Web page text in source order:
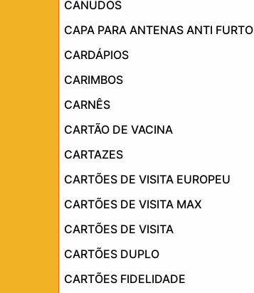
CANUDOS
CAPA PARA ANTENAS ANTI FURTO
CARDÁPIOS
CARIMBOS
CARNÊS
CARTÃO DE VACINA
CARTAZES
CARTÕES DE VISITA EUROPEU
CARTÕES DE VISITA MAX
CARTÕES DE VISITA
CARTÕES DUPLO
CARTÕES FIDELIDADE